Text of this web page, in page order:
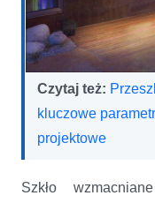
Czytaj też:
kluczowe
projektowe
Szkło